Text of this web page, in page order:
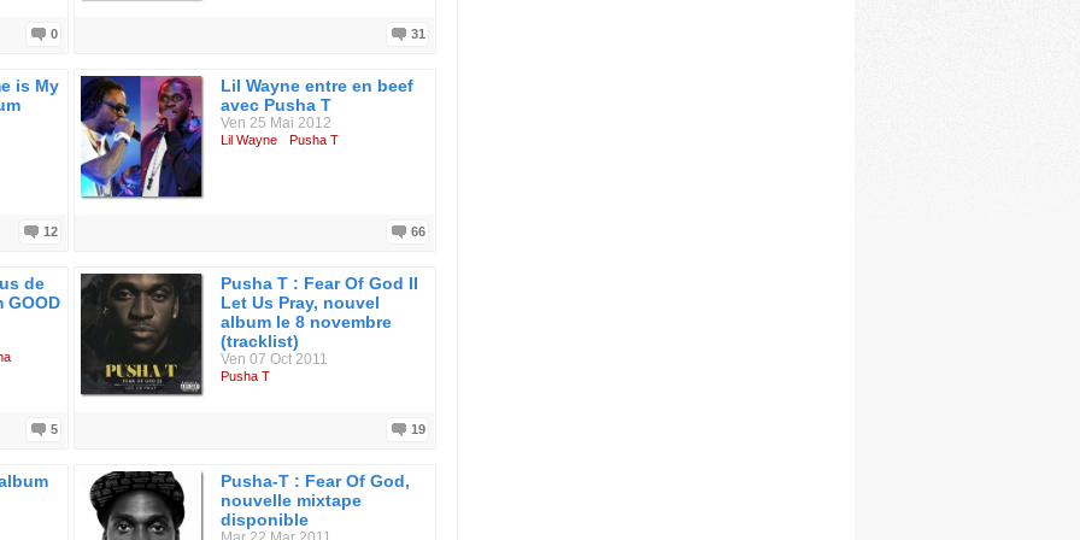
0 31
is My
12
Lil Wayne entre en beef
avec Pusha T
Ven 25 Mai 2012
Lil Wayne Pusha T
66
de
GOOD
5
Pusha T : Fear Of God II
Let Us Pray, nouvel
album le 8 novembre
(tracklist)
Ven 07 Oct 2011
Pusha T
19
Pusha-T : Fear Of God,
nouvelle mixtape
disponible